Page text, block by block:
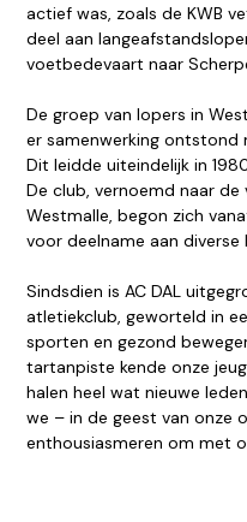
actief was, zoals de KWB
deel aan
voetbedevaart naar
De groep van lopers in
er samenwerking ontstond
Dit leidde uiteindelijk in
De club, vernoemd naar de
Westmalle, begon zich
voor deelname aan diverse
Sindsdien is AC DAL
atletiekclub, geworteld in
sporten en gezond
tartanpiste kende onze
halen heel wat nieuwe
we – in de geest van onze
enthousiasmeren om met